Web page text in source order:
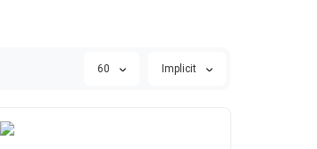
60 Implicit